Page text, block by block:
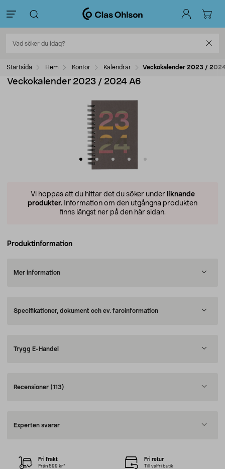
Startsida Hem Kontor Kalendrar Veckokalender 2023 /
Veckokalender 2023 / 2024 A6
Vi hoppas att du hittar det du söker under liknande
produkter. Information om den utgångna produkten
finns längst ner på den här sidan.
Produktinformation
Mer information
Specifikationer, dokument och ev. faroinformation
Trygg E-Handel
Recensioner (113)
Experten svarar
Fri frakt
Från 599 kr*
Fri retur
Till valfri butik